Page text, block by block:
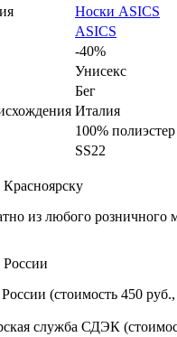
Носки ASICS
ASICS
-40%
Унисекс
Бег
Италия
100% полиэстер
SS22
из любого розничного
России
(стоимость 450
служба СДЭК